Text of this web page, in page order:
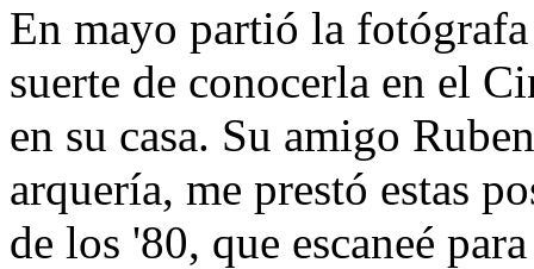
En mayo partió la
suerte de conocerla en el
en su casa. Su amigo
arquería, me prestó estas
de los '80, que escaneé